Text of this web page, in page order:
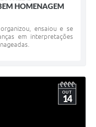
HOMENAGEM
ensaiou e se
em interpretações
OUT
14